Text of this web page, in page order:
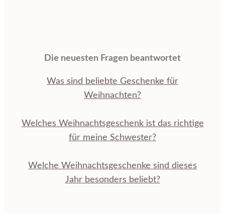
Die neuesten Fragen beantwortet
Was sind beliebte Geschenke für
Weihnachten?
Welches Weihnachtsgeschenk ist das richtige
für meine Schwester?
Welche Weihnachtsgeschenke sind dieses
Jahr besonders beliebt?